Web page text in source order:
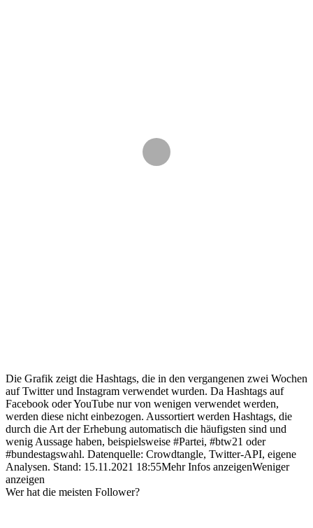
Die Grafik zeigt die Hashtags, die in den vergangenen zwei Wochen
auf Twitter und Instagram verwendet wurden. Da Hashtags auf
Facebook oder YouTube nur von wenigen verwendet werden,
werden diese nicht einbezogen. Aussortiert werden Hashtags, die
durch die Art der Erhebung automatisch die häufigsten sind und
wenig Aussage haben, beispielsweise #Partei, #btw21 oder
#bundestagswahl. Datenquelle: Crowdtangle, Twitter-API, eigene
Analysen. Stand: 15.11.2021 18:55Mehr Infos anzeigenWeniger
anzeigen
Wer hat die meisten Follower?